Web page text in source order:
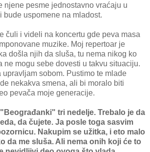
njene pesme jednostavno vraćaju u
bude uspomene na mladost.
čuli i videli na koncertu gde peva masa
muzike. Moj repertoar je
došla njih da sluša, tu nema nikog ko
ne mogu sebe dovesti u takvu situaciju.
upravljam sobom. Pustimo te mlade
nekakva smena, ali bi moralo biti
pevača moje generacije.
tri nedelje. Trebalo je da
da čujete. Ja posle toga sasvim
Nakupim se užitka, i eto malo
da me sluša. Ali nema onih koji će to